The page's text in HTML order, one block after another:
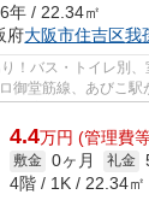
年 / 22.34㎡
府大阪市住吉区我
！バス・トイレ別、
公立大...
4.4万円 (管理費
敷金 0ヶ月 礼金
4階 / 1K / 22.34㎡